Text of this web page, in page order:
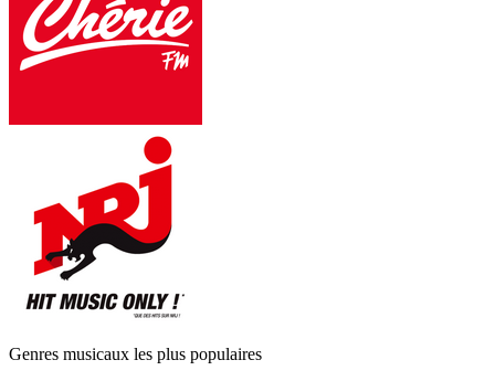
Genres musicaux les plus populaires